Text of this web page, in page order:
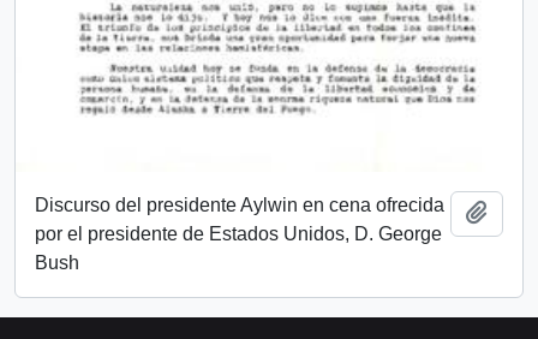
Discurso del presidente Aylwin en cena ofrecida
por el presidente de Estados Unidos, D. George
Bush